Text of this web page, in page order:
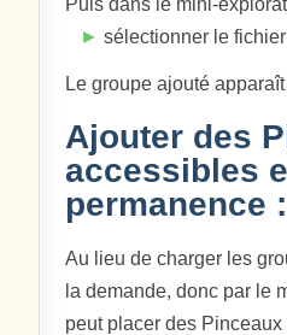
Puis dans le mini-
► sélectionner le fichier
Le groupe ajouté
Ajouter des
accessibles
permanence :
Au lieu de charger les
la demande, donc par le
peut placer des